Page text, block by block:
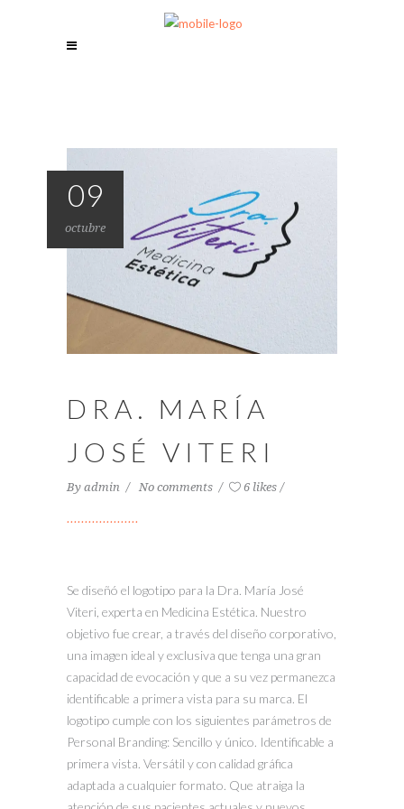
09
octubre
DRA. MARÍA
JOSÉ VITERI
By admin No comments 6 likes
Se diseñó el logotipo para la Dra. María José
Viteri, experta en Medicina Estética. Nuestro
objetivo fue crear, a través del diseño corporativo,
una imagen ideal y exclusiva que tenga una gran
capacidad de evocación y que a su vez permanezca
identificable a primera vista para su marca. El
logotipo cumple con los siguientes parámetros de
Personal Branding: Sencillo y único. Identificable a
primera vista. Versátil y con calidad gráfica
adaptada a cualquier formato. Que atraiga la